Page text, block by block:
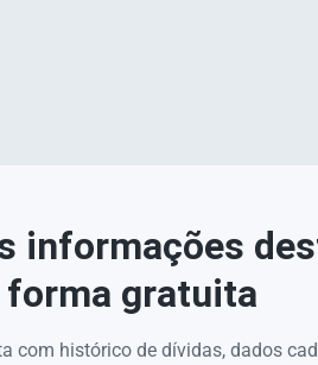
informações
forma gratuita
com histórico de dívidas, dados